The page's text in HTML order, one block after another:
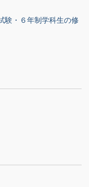
験・６年制学科生の修